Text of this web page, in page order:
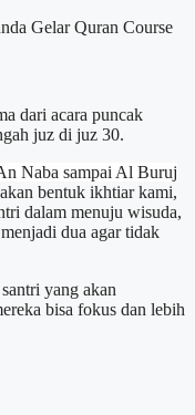
dari acara puncak
juz di juz 30.
Naba sampai Al Buruj
bentuk ikhtiar kami,
dalam menuju wisuda,
dua agar tidak
yang akan
bisa fokus dan lebih